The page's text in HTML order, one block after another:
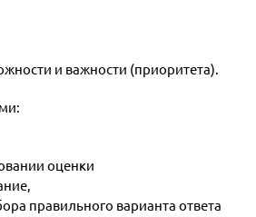
и важности (приоритета).
оценки
правильного варианта ответа